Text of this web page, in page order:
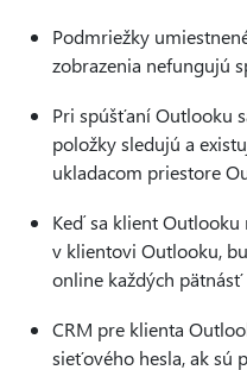
Podmriežky
zobrazenia nefungujú
Pri spúšťaní Outlooku
položky sledujú a
ukladacom priestore
Keď sa klient
v klientovi Outlooku,
online každých
CRM pre klienta
sieťového hesla, ak sú